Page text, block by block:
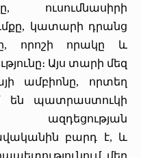
ուսումնասիրի
կատարի դրանց
որոշի որակը և
Այս տարի մեզ
ամբիոնը, որտեղ
են պատրաստուկի
բարդ է, և
մեր